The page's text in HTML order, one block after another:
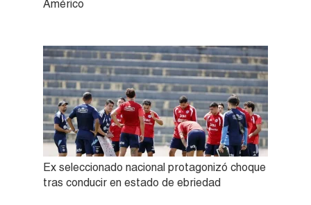
Américo
Ex seleccionado nacional protagonizó choque
tras conducir en estado de ebriedad